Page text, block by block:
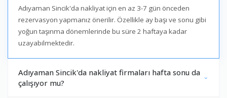
Adıyaman Sincik'da nakliyat için en az 3-7 gün önceden
rezervasyon yapmanız önerilir. Özellikle ay başı ve sonu gibi
yoğun taşınma dönemlerinde bu süre 2 haftaya kadar
uzayabilmektedir.
Adıyaman Sincik'da nakliyat firmaları hafta sonu da
çalışıyor mu?